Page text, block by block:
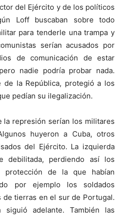
del Ejército y de los políticos
Loff buscaban sobre todo
para tenderle una trampa y
serían acusados por
de comunicación de estar
nadie podría probar nada.
de la República, protegió a los
pedían su ilegalización.
la represión serían los militares
huyeron a Cuba, otros
del Ejército. La izquierda
debilitada, perdiendo así los
protección de la que habían
por ejemplo los soldados
de tierras en el sur de Portugal.
adelante. También las